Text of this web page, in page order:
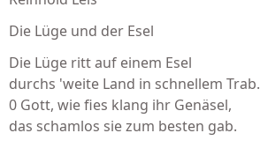
Die Lüge und der Esel
Die Lüge ritt auf einem Esel
durchs 'weite Land in schnellem Trab.
0 Gott, wie fies klang ihr Genäsel,
das schamlos sie zum besten gab.